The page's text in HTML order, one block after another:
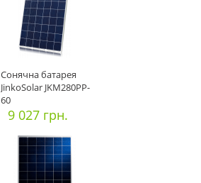
Сонячна батарея
JinkoSolar JKM280PP-
60
9 027 грн.